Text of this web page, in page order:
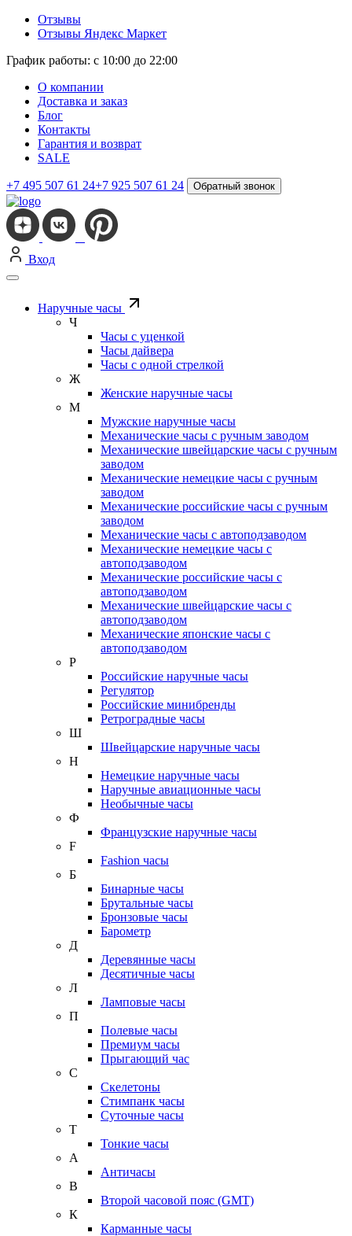
Отзывы
Отзывы Яндекс Маркет
График работы: с 10:00 до 22:00
О компании
Доставка и заказ
Блог
Контакты
Гарантия и возврат
SALE
+7 495 507 61 24+7 925 507 61 24 Обратный звонок
Вход
Наручные часы
Ч
Часы с уценкой
Часы дайвера
Часы с одной стрелкой
Ж
Женские наручные часы
М
Мужские наручные часы
Механические часы с ручным заводом
Механические швейцарские часы с ручным
заводом
Механические немецкие часы с ручным
заводом
Механические российские часы с ручным
заводом
Механические часы с автоподзаводом
Механические немецкие часы с
автоподзаводом
Механические российские часы с
автоподзаводом
Механические швейцарские часы с
автоподзаводом
Механические японские часы с
автоподзаводом
Р
Российские наручные часы
Регулятор
Российские минибренды
Ретроградные часы
Ш
Швейцарские наручные часы
Н
Немецкие наручные часы
Наручные авиационные часы
Необычные часы
Ф
Французские наручные часы
F
Fashion часы
Б
Бинарные часы
Брутальные часы
Бронзовые часы
Барометр
Д
Деревянные часы
Десятичные часы
Л
Ламповые часы
П
Полевые часы
Премиум часы
Прыгающий час
С
Скелетоны
Стимпанк часы
Суточные часы
Т
Тонкие часы
А
Античасы
В
Второй часовой пояс (GMT)
К
Карманные часы